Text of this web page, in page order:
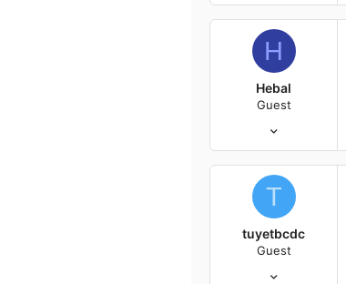
H
Hebal
Guest
0
T
tuyetbcdc
Guest